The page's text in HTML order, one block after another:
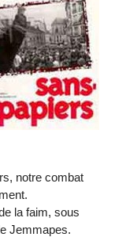
notre combat
la faim, sous
Jemmapes.